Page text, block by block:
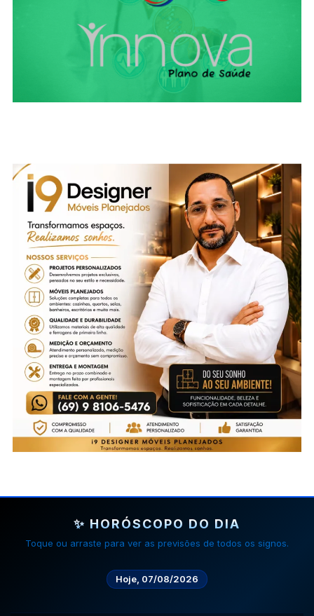
✨ HORÓSCOPO DO DIA
Toque ou arraste para ver as previsões de todos os signos.
Hoje, 07/08/2026